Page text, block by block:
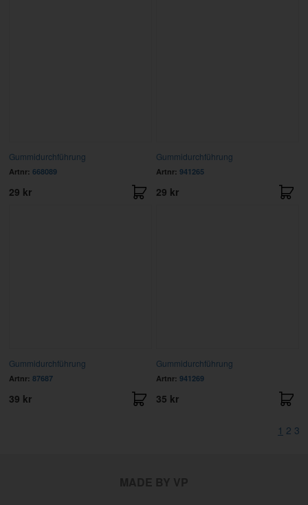
Gummidurchführung
Artnr: 668089
29 kr
Gummidurchführung
Artnr: 941265
29 kr
Gummidurchführung
Artnr: 87687
39 kr
Gummidurchführung
Artnr: 941269
35 kr
1 2 3